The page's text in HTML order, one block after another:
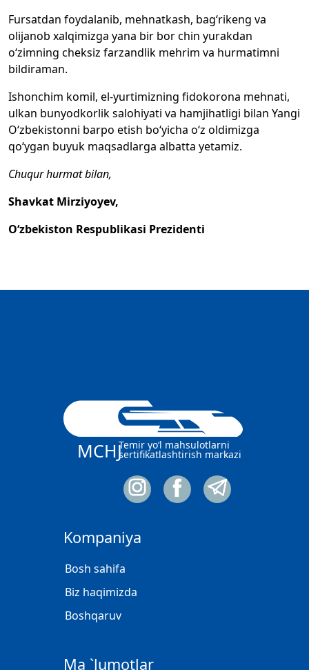
Fursatdan foydalanib, mehnatkash, bag‘rikeng va
olijanob xalqimizga yana bir bor chin yurakdan
o‘zimning cheksiz farzandlik mehrim va hurmatimni
bildiraman.
Ishonchim komil, el-yurtimizning fidokorona mehnati,
ulkan bunyodkorlik salohiyati va hamjihatligi bilan Yangi
O‘zbekistonni barpo etish bo‘yicha o‘z oldimizga
qo‘ygan buyuk maqsadlarga albatta yetamiz.
Chuqur hurmat bilan,
Shavkat Mirziyoyev,
O‘zbekiston Respublikasi Prezidenti
MCHJTemir yo‘l mahsulotlarni
sertifikatlashtirish markazi
Kompaniya
Bosh sahifa
Biz haqimizda
Boshqaruv
Ma `lumotlar